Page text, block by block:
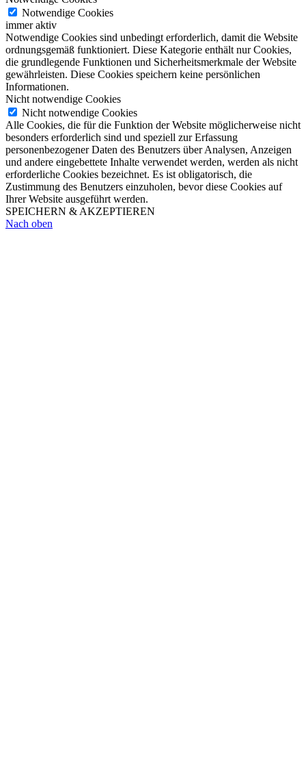
Notwendige Cookies
immer aktiv
Notwendige Cookies sind unbedingt erforderlich, damit die Website
ordnungsgemäß funktioniert. Diese Kategorie enthält nur Cookies,
die grundlegende Funktionen und Sicherheitsmerkmale der Website
gewährleisten. Diese Cookies speichern keine persönlichen
Informationen.
Nicht notwendige Cookies
Nicht notwendige Cookies
Alle Cookies, die für die Funktion der Website möglicherweise nicht
besonders erforderlich sind und speziell zur Erfassung
personenbezogener Daten des Benutzers über Analysen, Anzeigen
und andere eingebettete Inhalte verwendet werden, werden als nicht
erforderliche Cookies bezeichnet. Es ist obligatorisch, die
Zustimmung des Benutzers einzuholen, bevor diese Cookies auf
Ihrer Website ausgeführt werden.
SPEICHERN & AKZEPTIEREN
Nach oben